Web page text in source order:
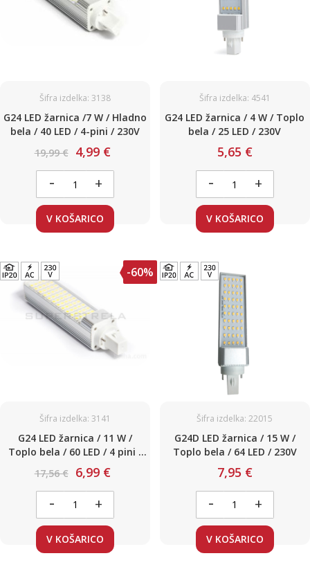
Šifra izdelka: 3138
G24 LED žarnica /7 W / Hladno
bela / 40 LED / 4-pini / 230V
19,99 € 4,99 €
- +
V KOŠARICO
Šifra izdelka: 4541
G24 LED žarnica / 4 W / Toplo
bela / 25 LED / 230V
5,65 €
- +
V KOŠARICO
-60%
Šifra izdelka: 3141
G24 LED žarnica / 11 W /
Toplo bela / 60 LED / 4 pini /
230V
17,56 € 6,99 €
- +
V KOŠARICO
Šifra izdelka: 22015
G24D LED žarnica / 15 W /
Toplo bela / 64 LED / 230V
7,95 €
- +
V KOŠARICO